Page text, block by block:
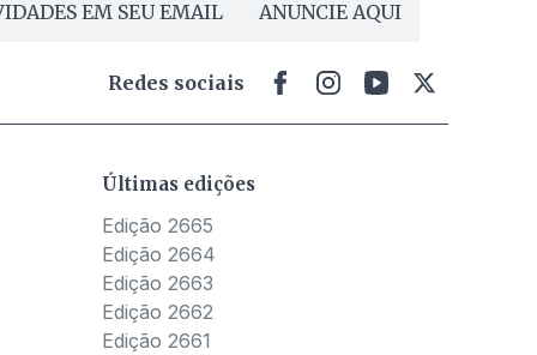
EM SEU EMAIL ANUNCIE AQUI
Redes sociais
Últimas edições
Edição 2665
Edição 2664
Edição 2663
Edição 2662
Edição 2661